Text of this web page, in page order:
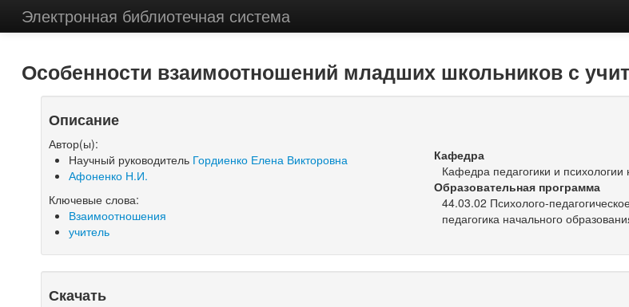
Электронная библиотечная система
Особенности взаимоотношений младших школьников с
Описание
Автор(ы):
Научный руководитель Гордиенко Елена Викторовна
Афоненко Н.И.
Ключевые слова:
Взаимоотношения
учитель
Кафедра
Кафедра педагогики и психологии
Образовательная программа
44.03.02 Психолого-
педагогика начального
Скачать